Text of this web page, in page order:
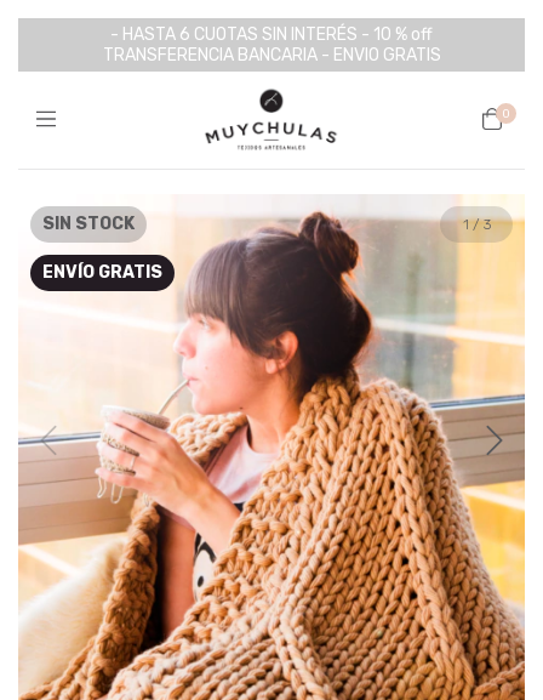
- HASTA 6 CUOTAS SIN INTERÉS - 10 % off
TRANSFERENCIA BANCARIA - ENVIO GRATIS
0
SIN STOCK
ENVÍO GRATIS
1/3